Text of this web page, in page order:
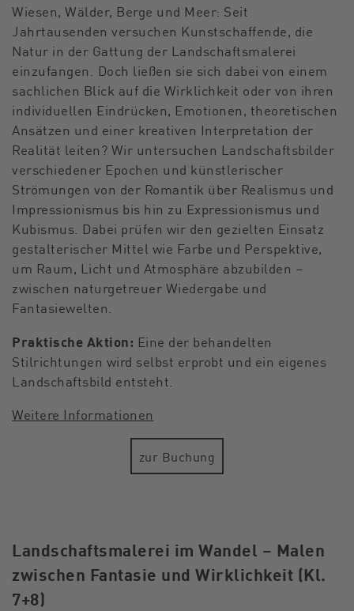
Wiesen, Wälder, Berge und Meer: Seit
Jahrtausenden versuchen Kunstschaffende, die
Natur in der Gattung der Landschaftsmalerei
einzufangen. Doch ließen sie sich dabei von einem
sachlichen Blick auf die Wirklichkeit oder von ihren
individuellen Eindrücken, Emotionen, theoretischen
Ansätzen und einer kreativen Interpretation der
Realität leiten? Wir untersuchen Landschaftsbilder
verschiedener Epochen und künstlerischer
Strömungen von der Romantik über Realismus und
Impressionismus bis hin zu Expressionismus und
Kubismus. Dabei prüfen wir den gezielten Einsatz
gestalterischer Mittel wie Farbe und Perspektive,
um Raum, Licht und Atmosphäre abzubilden –
zwischen naturgetreuer Wiedergabe und
Fantasiewelten.
Praktische Aktion: Eine der behandelten
Stilrichtungen wird selbst erprobt und ein eigenes
Landschaftsbild entsteht.
Weitere Informationen
zur Buchung
Landschaftsmalerei im Wandel – Malen
zwischen Fantasie und Wirklichkeit (Kl.
7+8)